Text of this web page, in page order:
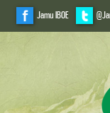
Jamu IBOE